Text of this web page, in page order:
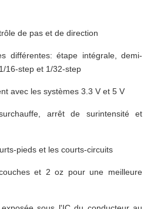
de pas et de direction
différentes: étape intégrale, demi-
16-step et 1/32-step
avec les systèmes 3.3 V et 5 V
arrêt de surintensité et
pieds et les courts-circuits
et 2 oz pour une meilleure